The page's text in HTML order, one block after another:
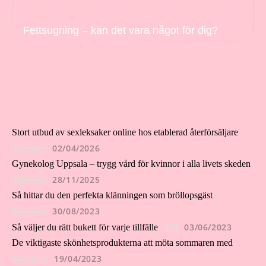
Fettsugning – kan det vara något för dig?
Stort utbud av sexleksaker online hos etablerad återförsäljare
Trender 02/04/2026
Gynekolog Uppsala – trygg vård för kvinnor i alla livets skeden
Trender 28/11/2025
Så hittar du den perfekta klänningen som bröllopsgäst
Trender 30/08/2023
Så väljer du rätt bukett för varje tillfälle Stil 03/06/2023
De viktigaste skönhetsprodukterna att möta sommaren med
Skönhet 19/04/2023